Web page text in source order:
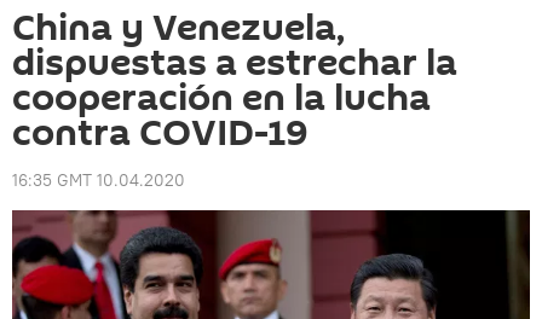
China y Venezuela,
dispuestas a estrechar la
cooperación en la lucha
contra COVID-19
16:35 GMT 10.04.2020